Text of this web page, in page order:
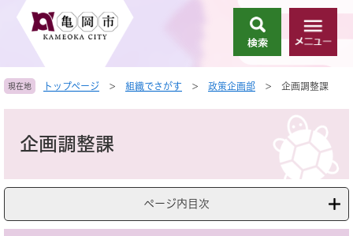
頭
で
飛
ば
へ
索
メ
ニ
ー
現在地 トップページ > 組織でさがす > 政策企画部 > 企画調整課
企画調整課
ページ内目次